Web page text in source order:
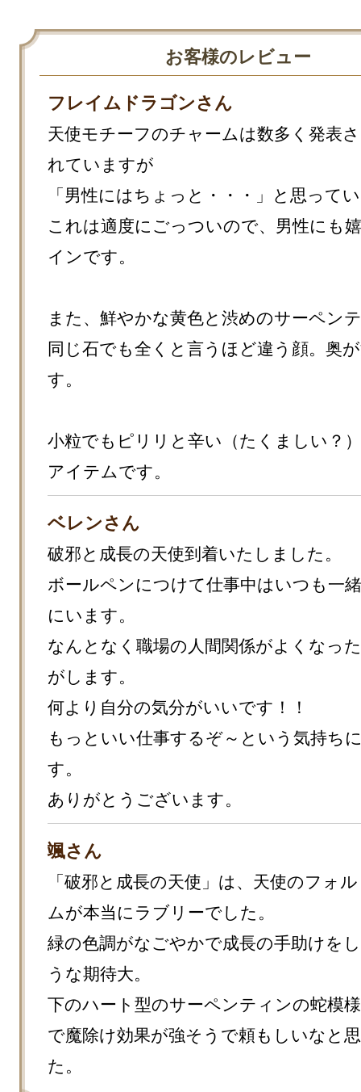
お客様のレビュー
フレイムドラゴンさん
天使モチーフのチャームは数多く発表さ
れていますが
「男性にはちょっと・・・」と思って
これは適度にごっついので、男性にも
インです。
また、鮮やかな黄色と渋めのサーペン
同じ石でも全くと言うほど違う顔。奥
す。
小粒でもピリリと辛い（たくましい？
アイテムです。
ベレンさん
破邪と成長の天使到着いたしました。
ボールペンにつけて仕事中はいつも一緒
にいます。
なんとなく職場の人間関係がよくなっ
がします。
何より自分の気分がいいです！！
もっといい仕事するぞ～という気持ち
す。
ありがとうございます。
颯さん
「破邪と成長の天使」は、天使のフォル
ムが本当にラブリーでした。
緑の色調がなごやかで成長の手助けを
うな期待大。
下のハート型のサーペンティンの蛇模
で魔除け効果が強そうで頼もしいなと
た。